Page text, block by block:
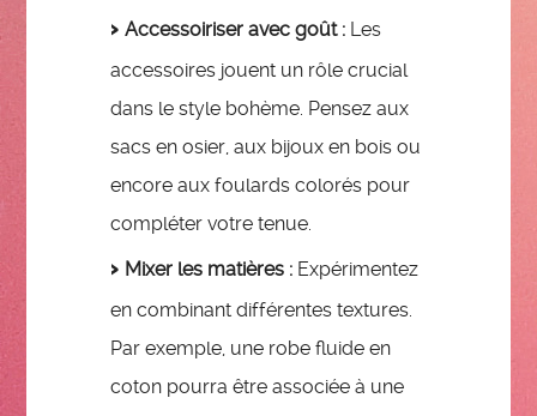
Accessoiriser avec goût : Les
accessoires jouent un rôle crucial
dans le style bohème. Pensez aux
sacs en osier, aux bijoux en bois ou
encore aux foulards colorés pour
compléter votre tenue.
Mixer les matières : Expérimentez
en combinant différentes textures.
Par exemple, une robe fluide en
coton pourra être associée à une